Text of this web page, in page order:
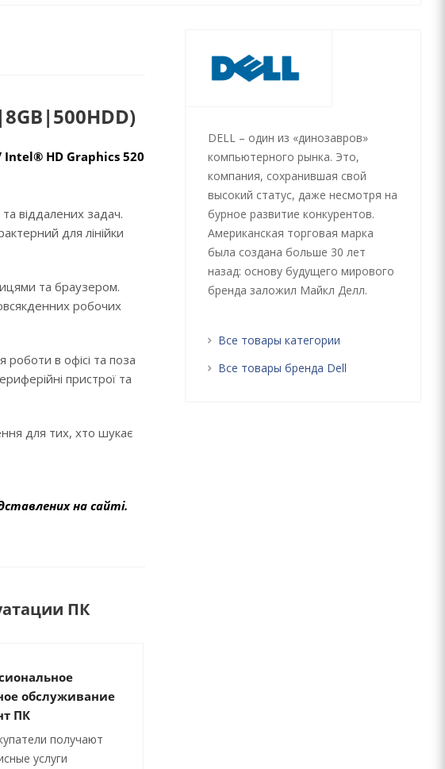
Intel® HD Graphics 520
віддалених задач.
для лінійки
та браузером.
робочих
в офісі та поза
пристрої та
для тих, хто шукає
на сайті.
ПК
обслуживание
ПК
получают
услуги
DELL – один из «динозавров»
компьютерного рынка. Это,
компания, сохранившая свой
высокий статус, даже несмотря на
бурное развитие конкурентов.
Американская торговая марка
была создана больше 30 лет
назад: основу будущего мирового
бренда заложил Майкл Делл.
Все товары категории
Все товары бренда Dell